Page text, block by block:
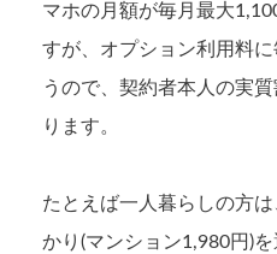
マホの月額が毎月最大
すが、オプション利用料
うので、契約者本人の実
ります。
たとえば一人暮らしの方
かり(マンション1,980円)